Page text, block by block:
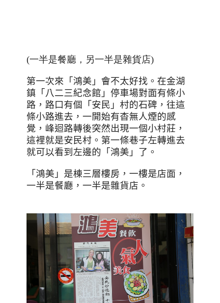
(一半是餐廳，另一半是雜貨店)
第一次來「鴻美」會不太好找。在金湖
鎮「八二三紀念館」停車場對面有條小
路，路口有個「安民」村的石碑，往這
條小路進去，一開始有杳無人煙的感
覺，峰迴路轉後突然出現一個小村莊，
這裡就是安民村。第一條巷子左轉進去
就可以看到左邊的「鴻美」了。
「鴻美」是棟三層樓房，一樓是店面，
一半是餐廳，一半是雜貨店。